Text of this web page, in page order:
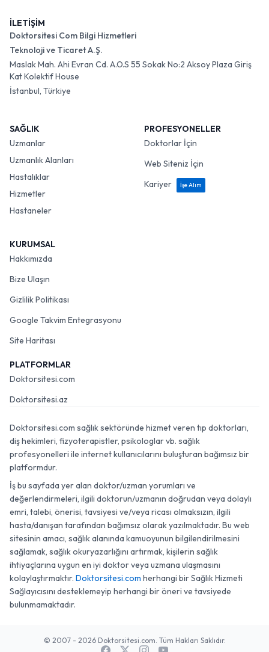
İLETİŞİM
Doktorsitesi Com Bilgi Hizmetleri
Teknoloji ve Ticaret A.Ş.
Maslak Mah. Ahi Evran Cd. A.O.S 55 Sokak No:2 Aksoy Plaza Giriş
Kat Kolektif House
İstanbul, Türkiye
SAĞLIK
Uzmanlar
Uzmanlık Alanları
Hastalıklar
Hizmetler
Hastaneler
PROFESYONELLER
Doktorlar İçin
Web Siteniz İçin
Kariyer
İşe Alım
KURUMSAL
Hakkımızda
Bize Ulaşın
Gizlilik Politikası
Google Takvim Entegrasyonu
Site Haritası
PLATFORMLAR
Doktorsitesi.com
Doktorsitesi.az
Doktorsitesi.com sağlık sektöründe hizmet veren tıp doktorları,
diş hekimleri, fizyoterapistler, psikologlar vb. sağlık
profesyonelleri ile internet kullanıcılarını buluşturan bağımsız bir
platformdur.
İş bu sayfada yer alan doktor/uzman yorumları ve
değerlendirmeleri, ilgili doktorun/uzmanın doğrudan veya dolaylı
emri, talebi, önerisi, tavsiyesi ve/veya ricası olmaksızın, ilgili
hasta/danışan tarafından bağımsız olarak yazılmaktadır. Bu web
sitesinin amacı, sağlık alanında kamuoyunun bilgilendirilmesini
sağlamak, sağlık okuryazarlığını artırmak, kişilerin sağlık
ihtiyaçlarına uygun en iyi doktor veya uzmana ulaşmasını
kolaylaştırmaktır. Doktorsitesi.com herhangi bir Sağlık Hizmeti
Sağlayıcısını desteklemeyip herhangi bir öneri ve tavsiyede
bulunmamaktadır.
© 2007 - 2026 Doktorsitesi.com. Tüm Hakları Saklıdır.